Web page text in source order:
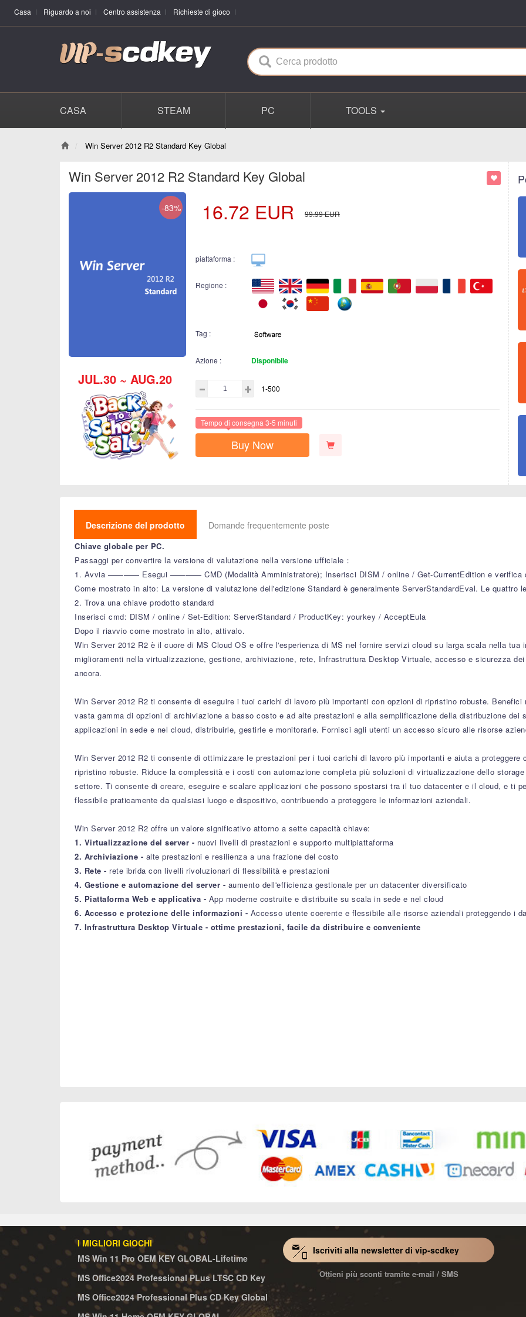
Casa Riguardo a noi Centro assistenza Richieste di gioco
CASA STEAM PC TOOLS
Win Server 2012 R2 Standard Key Global
Win Server 2012 R2 Standard Key Global
-83%
JUL.30 ~ AUG.20
16.72 EUR 99.99EUR
piattaforma :
Regione :
Tag :
Azione : Disponibile
1-500
Tempo di consegna 3-5 minuti
Buy Now
Descrizione del prodotto Domande frequentemente poste
Chiave globale per PC.
Passaggi per convertire la versione di valutazione nella versione ufficiale：
1. Avvia ———— Esegui ———— CMD (Modalità Amministratore); Inserisci DISM / online / Get-CurrentEdition e verifica
Come mostrato in alto: La versione di valutazione dell'edizione Standard è generalmente ServerStandardEval. Le
2. Trova una chiave prodotto standard
Inserisci cmd: DISM / online / Set-Edition: ServerStandard / ProductKey: yourkey / AcceptEula
Dopo il riavvio come mostrato in alto, attivalo.
Win Server 2012 R2 è il cuore di MS Cloud OS e offre l'esperienza di MS nel fornire servizi cloud su larga scala nella tua
miglioramenti nella virtualizzazione, gestione, archiviazione, rete, Infrastruttura Desktop Virtuale, accesso e sicurezza
ancora.
Win Server 2012 R2 ti consente di eseguire i tuoi carichi di lavoro più importanti con opzioni di ripristino robuste.
vasta gamma di opzioni di archiviazione a basso costo e ad alte prestazioni e alla semplificazione della distribuzione dei
applicazioni in sede e nel cloud, distribuirle, gestirle e monitorarle. Fornisci agli utenti un accesso sicuro alle risorse
Win Server 2012 R2 ti consente di ottimizzare le prestazioni per i tuoi carichi di lavoro più importanti e aiuta a
ripristino robuste. Riduce la complessità e i costi con automazione completa più soluzioni di virtualizzazione dello
settore. Ti consente di creare, eseguire e scalare applicazioni che possono spostarsi tra il tuo datacenter e il cloud, e ti
flessibile praticamente da qualsiasi luogo e dispositivo, contribuendo a proteggere le informazioni aziendali.
Win Server 2012 R2 offre un valore significativo attorno a sette capacità chiave:
1. Virtualizzazione del server - nuovi livelli di prestazioni e supporto multipiattaforma
2. Archiviazione - alte prestazioni e resilienza a una frazione del costo
3. Rete - rete ibrida con livelli rivoluzionari di flessibilità e prestazioni
4. Gestione e automazione del server - aumento dell'efficienza gestionale per un datacenter diversificato
5. Piattaforma Web e applicativa - App moderne costruite e distribuite su scala in sede e nel cloud
6. Accesso e protezione delle informazioni - Accesso utente coerente e flessibile alle risorse aziendali proteggendo i
7. Infrastruttura Desktop Virtuale - ottime prestazioni, facile da distribuire e conveniente
I MIGLIORI GIOCHI
MS Win 11 Pro OEM KEY GLOBAL-Lifetime
MS Office2024 Professional PLus LTSC CD Key
MS Office2024 Professional Plus CD Key Global
Iscriviti alla newsletter di vip-scdkey
Ottieni più sconti tramite e-mail / SMS